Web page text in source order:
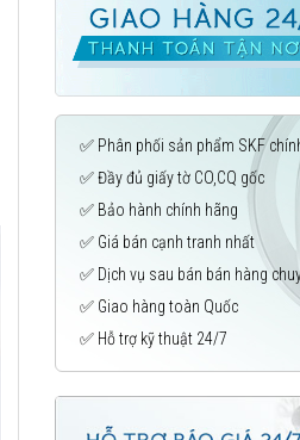
✅ Phân phối sản phẩm SKF
✅ Đầy đủ giấy tờ CO,CQ gốc
✅ Bảo hành chính hãng
✅ Giá bán cạnh tranh nhất
✅ Dịch vụ sau bán bán hàng
✅ Giao hàng toàn Quốc
✅ Hỗ trợ kỹ thuật 24/7